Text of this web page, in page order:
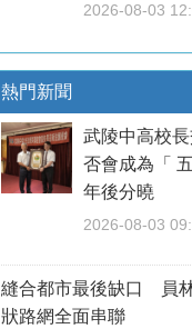
2026-08-03
熱門新聞
武陵中高校
否會成為「
年後分曉
2026-08-03
縫合都市最後缺口 員
狀路網全面串聯